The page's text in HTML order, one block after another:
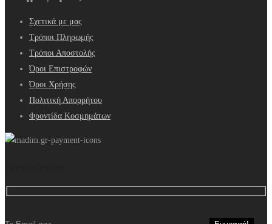
Σχετικά με μας
Τρόποι Πληρωμής
Τρόποι Αποστολής
Όροι Επιστροφών
Όροι Χρήσης
Πολιτική Απορρήτου
Φροντίδα Κοσμημάτων